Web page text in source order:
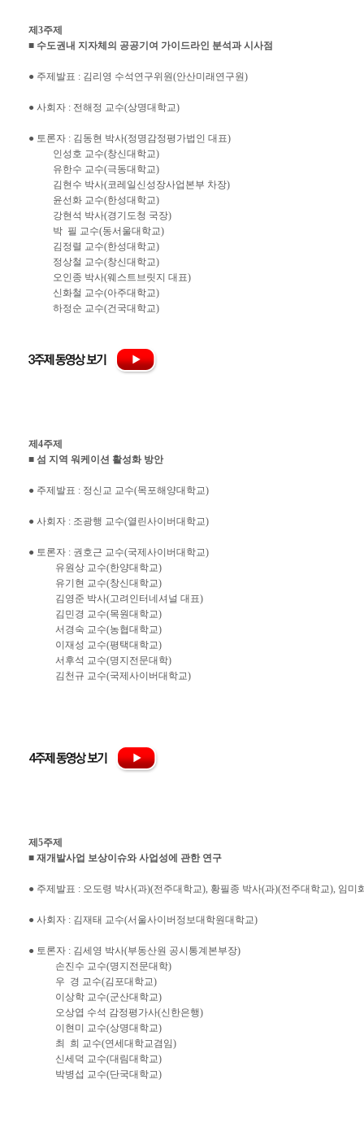
제3주제
■ 수도권내 지자체의 공공기여 가이드라인 분석과 시사점
● 주제발표 : 김리영 수석연구위원(안산미래연구원)
● 사회자 : 전해정 교수(상명대학교)
● 토론자 : 김동현 박사(정명감정평가법인 대표)
인성호 교수(창신대학교)
유한수 교수(극동대학교)
김현수 박사(코레일신성장사업본부 차장)
윤선화 교수(한성대학교)
강현석 박사(경기도청 국장)
박 필 교수(동서울대학교)
김정렬 교수(한성대학교)
정상철 교수(창신대학교)
오인종 박사(웨스트브릿지 대표)
신화철 교수(아주대학교)
하정순 교수(건국대학교)
제4주제
■ 섬 지역 워케이션 활성화 방안
● 주제발표 : 정신교 교수(목포해양대학교)
● 사회자 : 조광행 교수(열린사이버대학교)
● 토론자 : 권호근 교수(국제사이버대학교)
유원상 교수(한양대학교)
유기현 교수(창신대학교)
김영준 박사(고려인터네셔널 대표)
김민경 교수(목원대학교)
서경숙 교수(농협대학교)
이재성 교수(평택대학교)
서후석 교수(명지전문대학)
김천규 교수(국제사이버대학교)
제5주제
■ 재개발사업 보상이슈와 사업성에 관한 연구
● 주제발표 : 오도령 박사(과)(전주대학교), 황필종 박사(과)(전주대학교), 임미
● 사회자 : 김재태 교수(서울사이버정보대학원대학교)
● 토론자 : 김세영 박사(부동산원 공시통계본부장)
손진수 교수(명지전문대학)
우 경 교수(김포대학교)
이상학 교수(군산대학교)
오상엽 수석 감정평가사(신한은행)
이현미 교수(상명대학교)
최 희 교수(연세대학교겸임)
신세덕 교수(대림대학교)
박병섭 교수(단국대학교)